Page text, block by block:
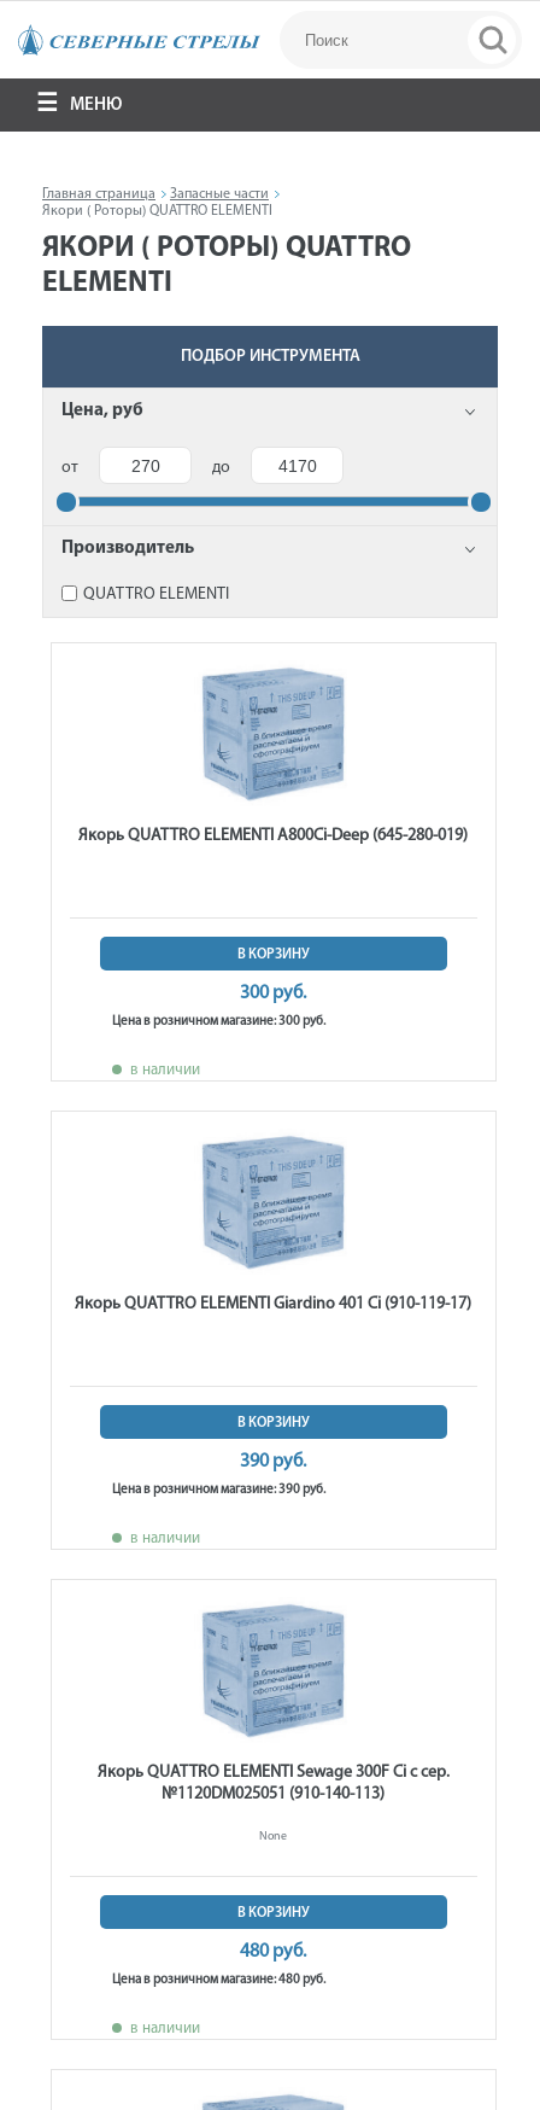
МЕНЮ
Главная страница
Запасные части
Якори ( Роторы) QUATTRO ELEMENTI
ЯКОРИ ( РОТОРЫ) QUATTRO
ELEMENTI
ПОДБОР ИНСТРУМЕНТА
Цена, руб
от до
Производитель
QUATTRO ELEMENTI
Якорь QUATTRO ELEMENTI A800Ci-Deep (645-280-019)
В КОРЗИНУ
300 руб.
Цена в розничном магазине: 300 руб.
в наличии
Якорь QUATTRO ELEMENTI Giardino 401 Ci (910-119-17)
В КОРЗИНУ
390 руб.
Цена в розничном магазине: 390 руб.
в наличии
Якорь QUATTRO ELEMENTI Sewage 300F Ci с сер.
№1120DM025051 (910-140-113)
None
В КОРЗИНУ
480 руб.
Цена в розничном магазине: 480 руб.
в наличии